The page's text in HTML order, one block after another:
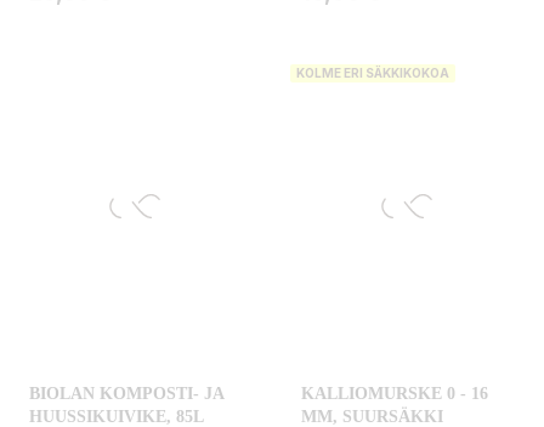
BIOLAN KOMPOSTI- JA
HUUSSIKUIVIKE, 85L
KOLME ERI SÄKKIKOKOA
KALLIOMURSKE 0 - 16
MM, SUURSÄKKI